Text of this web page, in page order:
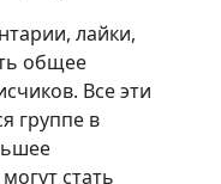
лайки,
общее
Все эти
группе в
стать